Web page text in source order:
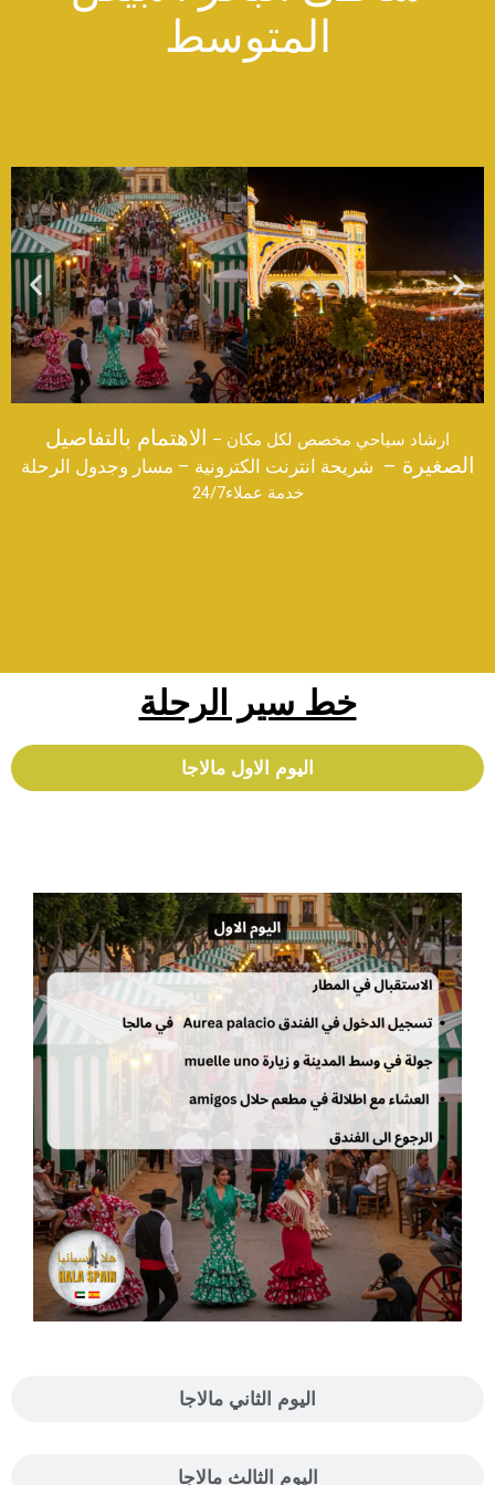
المتوسط
ارشاد سياحي مخصص لكل مكان –
الاهتمام بالتفاصيل
الصغيرة – شريحة انترنت الكترونية – مسار وجدول الرحلة
خدمة عملاء24/7
خط سير الرحلة
اليوم الاول مالاجا
اليوم الثاني مالاجا
اليوم الثالث مالاجا